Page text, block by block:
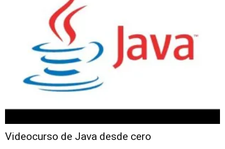
Videocurso de Java desde cero